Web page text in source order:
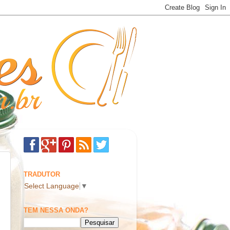
TRADUTOR
Select Language ▼
TEM NESSA ONDA?